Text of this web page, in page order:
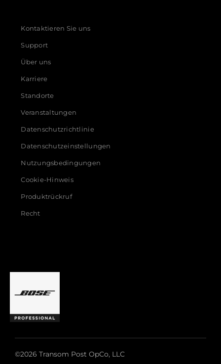
Kontaktieren Sie uns
Support
Über uns
Karriere
Standorte
Veranstaltungen
Datenschutzrichtlinie
Datenschutzeinstellungen
Nutzungsbedingungen
Cookie-Hinweis
Produktrückruf
Recht
©2026 Transom Post OpCo, LLC